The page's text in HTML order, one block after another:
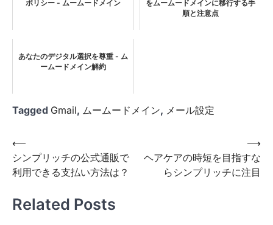
ポリシー - ムームードメイン
をムームードメインに移行する手
順と注意点
あなたのデジタル選択を尊重 - ム
ームードメイン解約
Tagged Gmail, ムームードメイン, メール設定
投
稿
ナ
ビ
⟵
シンプリッチの公式通販で
利用できる支払い方法は？
ヘアケアの時短を目指すな
らシンプリッチに注目
⟶
Related Posts